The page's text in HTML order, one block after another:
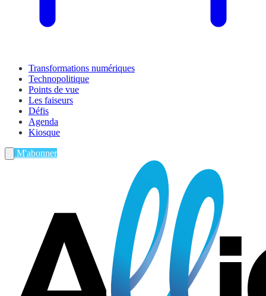
Transformations numériques
Technopolitique
Points de vue
Les faiseurs
Défis
Agenda
Kiosque
M'abonner